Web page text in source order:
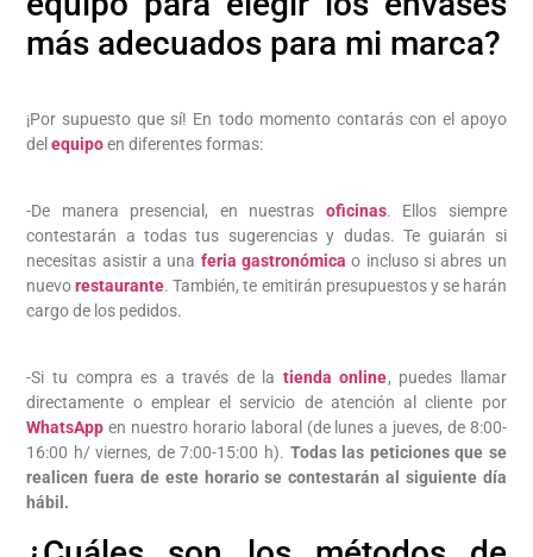
más adecuados para mi marca?
¡Por supuesto que sí! En todo momento contarás con el apoyo
delequipoen diferentes formas:
-De manera presencial, en nuestras oficinas. Ellos siempre
contestarán a todas tus sugerencias y dudas. Te guiarán si
necesitas asistir a una feria gastronómica o incluso si abres un
nuevorestaurante. También, te emitirán presupuestos y se harán
cargo de los pedidos.
-Si tu compra es a través de la tienda online, puedes llamar
directamente o emplear el servicio de atención al cliente por
WhatsApp en nuestro horario laboral (de lunes a jueves, de 8:00-
16:00 h/ viernes, de 7:00-15:00 h). Todas las peticiones que se
realicen fuera de este horario se contestarán al siguiente día
hábil.